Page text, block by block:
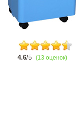
4.6/5 (13 оценок)